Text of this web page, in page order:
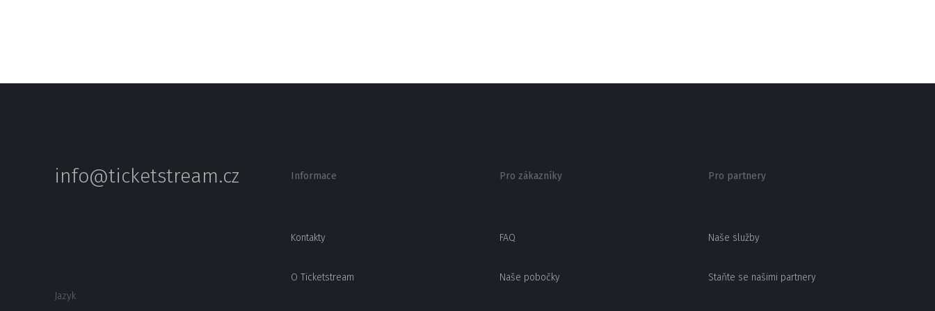
info@ticketstream.cz
Jazyk
Informace
Kontakty
O Ticketstream
Pro zákazníky
FAQ
Naše pobočky
Pro partnery
Naše služby
Staňte se našimi partnery